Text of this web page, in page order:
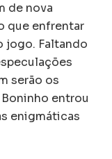
de nova
que enfrentar
jogo. Faltando
serão os
entrou
enigmáticas